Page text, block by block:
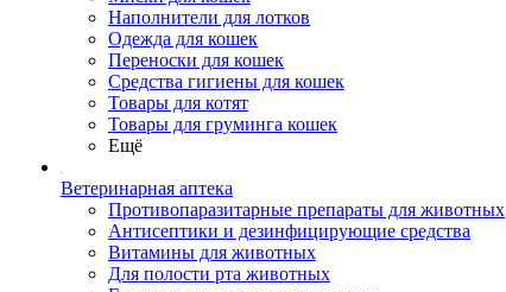
Наполнители для лотков
Одежда для кошек
Переноски для кошек
Средства гигиены для кошек
Товары для котят
Товары для груминга кошек
Ещё
Ветеринарная аптека
Противопаразитарные препараты для животных
Антисептики и дезинфицирующие средства
Витамины для животных
Для полости рта животных